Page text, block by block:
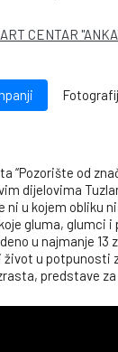
CENTAR
“Pozorište od
dijelovima
ni u kojem obliku
gluma, glumci
u najmanje 13
u potpunosti
predstave